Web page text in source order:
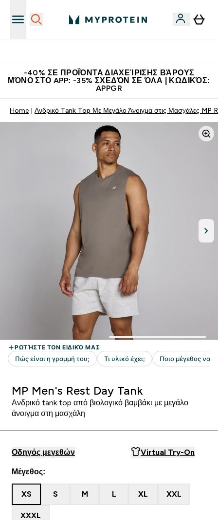
-40% ΣΕ ΠΡΟΪΌΝΤΑ ΔΙΑΧΕΊΡΙΣΗΣ ΒΆΡΟΥΣ
ΜΌΝΟ ΣΤΟ APP: -35% ΣΧΕΔΌΝ ΣΕ ΌΛΑ | ΚΩΔΙΚΌΣ:
APPGR
Home Ανδρικό Tank Top Με Μεγάλο Άνοιγμα στις Μασχάλες MP
MP Men's Rest Day Tank
Ανδρικό tank top από βιολογικό βαμβάκι με μεγάλο
άνοιγμα στη μασχάλη
Οδηγός μεγεθών Virtual Try-On
Μέγεθος:
XS S M L XL XXL
XXXL